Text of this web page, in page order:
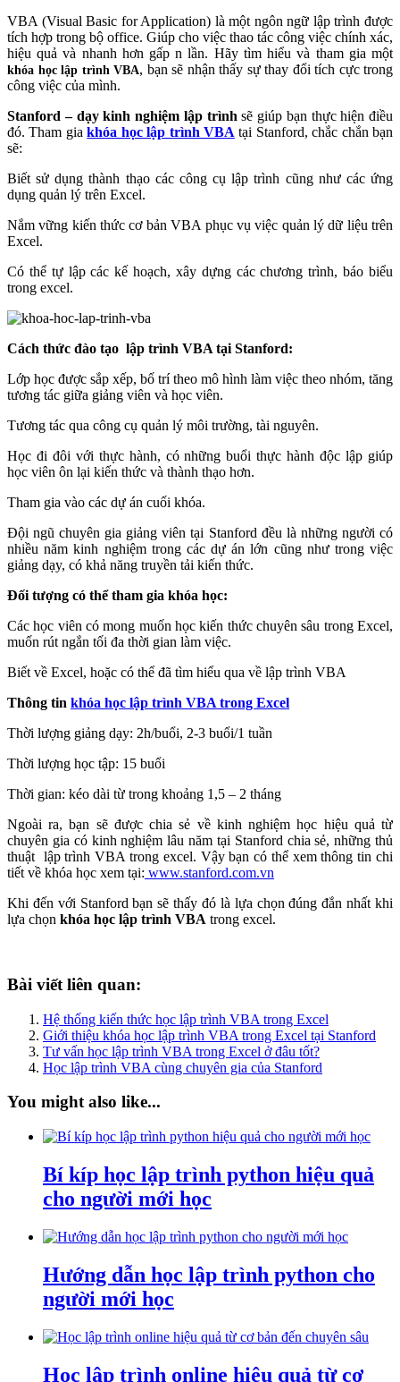
VBA (Visual Basic for Application) là một ngôn ngữ lập trình được
tích hợp trong bộ office. Giúp cho việc thao tác công việc chính xác,
hiệu quả và nhanh hơn gấp n lần. Hãy tìm hiểu và tham gia một
khóa học lập trình VBA, bạn sẽ nhận thấy sự thay đổi tích cực trong
công việc của mình.
Stanford – dạy kinh nghiệm lập trình sẽ giúp bạn thực hiện điều
đó. Tham giakhóa học lập trình VBA tại Stanford, chắc chắn bạn
sẽ:
Biết sử dụng thành thạo các công cụ lập trình cũng như các ứng
dụng quản lý trên Excel.
Nắm vững kiến thức cơ bản VBA phục vụ việc quản lý dữ liệu trên
Excel.
Có thể tự lập các kế hoạch, xây dựng các chương trình, báo biểu
trong excel.
Cách thức đào tạo lập trình VBA tại Stanford:
Lớp học được sắp xếp, bố trí theo mô hình làm việc theo nhóm, tăng
tương tác giữa giảng viên và học viên.
Tương tác qua công cụ quản lý môi trường, tài nguyên.
Học đi đôi với thực hành, có những buổi thực hành độc lập giúp
học viên ôn lại kiến thức và thành thạo hơn.
Tham gia vào các dự án cuối khóa.
Đội ngũ chuyên gia giảng viên tại Stanford đều là những người có
nhiều năm kinh nghiệm trong các dự án lớn cũng như trong việc
giảng dạy, có khả năng truyền tải kiến thức.
Đối tượng có thể tham gia khóa học:
Các học viên có mong muốn học kiến thức chuyên sâu trong Excel,
muốn rút ngắn tối đa thời gian làm việc.
Biết về Excel, hoặc có thể đã tìm hiểu qua về lập trình VBA
Thông tin khóa học lập trình VBA trong Excel
Thời lượng giảng dạy: 2h/buổi, 2-3 buổi/1 tuần
Thời lượng học tập: 15 buổi
Thời gian: kéo dài từ trong khoảng 1,5 – 2 tháng
Ngoài ra, bạn sẽ được chia sẻ về kinh nghiệm học hiệu quả từ
chuyên gia có kinh nghiệm lâu năm tại Stanford chia sẻ, những thủ
thuật lập trình VBA trong excel. Vậy bạn có thể xem thông tin chi
tiết về khóa học xem tại: www.stanford.com.vn
Khi đến với Stanford bạn sẽ thấy đó là lựa chọn đúng đắn nhất khi
lựa chọn khóa học lập trình VBA trong excel.
Bài viết liên quan:
Hệ thống kiến thức học lập trình VBA trong Excel
Giới thiệu khóa học lập trình VBA trong Excel tại Stanford
Tư vấn học lập trình VBA trong Excel ở đâu tốt?
Học lập trình VBA cùng chuyên gia của Stanford
You might also like...
Bí kíp học lập trình python hiệu quả
cho người mới học
Hướng dẫn học lập trình python cho
người mới học
Học lập trình online hiệu quả từ cơ